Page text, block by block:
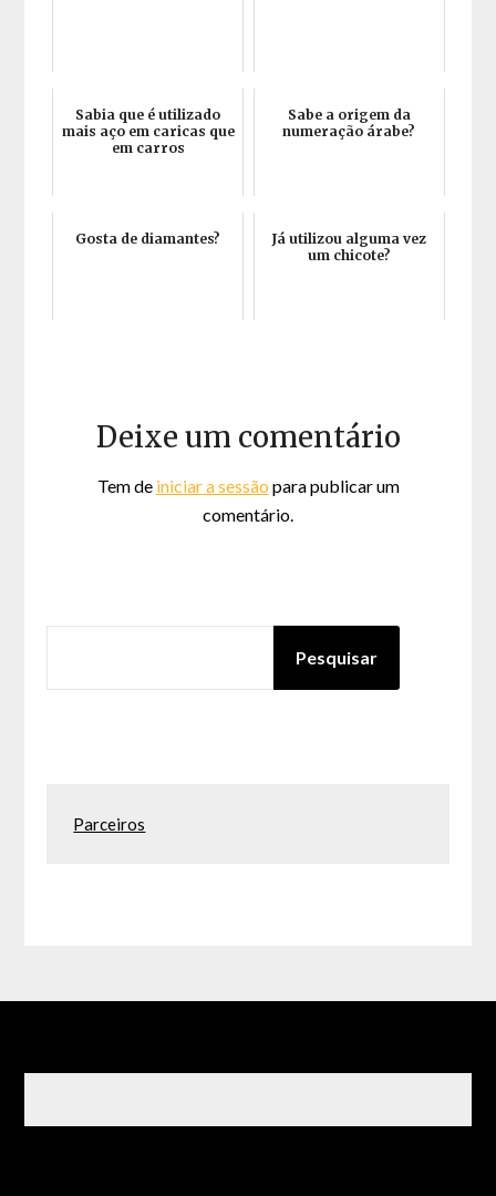
Sabia que é utilizado
mais aço em caricas que
em carros
Sabe a origem da
numeração árabe?
Gosta de diamantes?
Já utilizou alguma vez
um chicote?
Deixe um comentário
Tem de iniciar a sessão para publicar um
comentário.
Pesquisar
Parceiros